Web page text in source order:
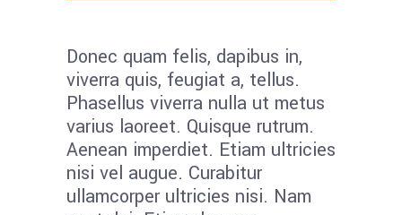
Donec quam felis, dapibus in,
viverra quis, feugiat a, tellus.
Phasellus viverra nulla ut metus
varius laoreet. Quisque rutrum.
Aenean imperdiet. Etiam ultricies
nisi vel augue. Curabitur
ullamcorper ultricies nisi. Nam